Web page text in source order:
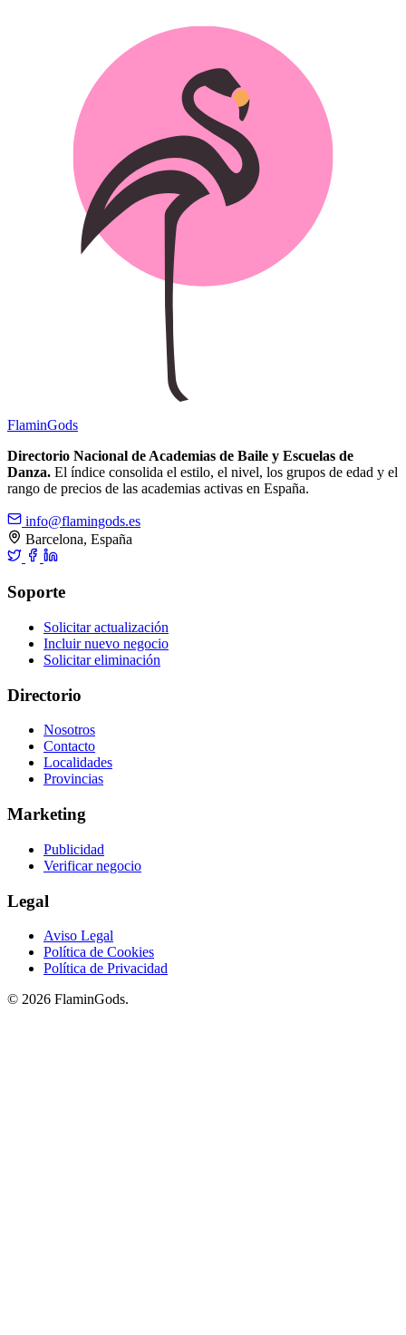
FlaminGods
Directorio Nacional de Academias de Baile y Escuelas de
Danza. El índice consolida el estilo, el nivel, los grupos de edad y el
rango de precios de las academias activas en España.
info@flamingods.es
Barcelona, España
Soporte
Solicitar actualización
Incluir nuevo negocio
Solicitar eliminación
Directorio
Nosotros
Contacto
Localidades
Provincias
Marketing
Publicidad
Verificar negocio
Legal
Aviso Legal
Política de Cookies
Política de Privacidad
© 2026 FlaminGods.